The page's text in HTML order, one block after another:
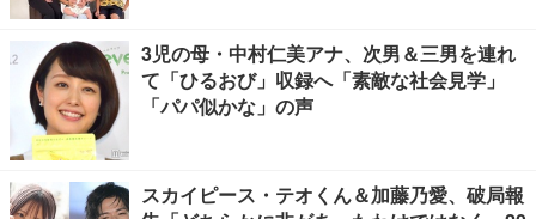
3児の母・中村仁美アナ、次男＆三男を連れ
て「ひるおび」収録へ「素敵な社会見学」
「パパ似かな」の声
スカイピース・テオくん＆加藤乃愛、破局報